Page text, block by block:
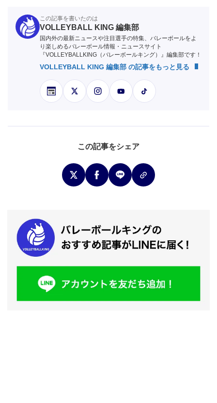
この記事を書いたのは
VOLLEYBALL KING 編集部
国内外の最新ニュースや注目選手の特集、バレーボールをよ
り楽しめるバレーボール情報・ニュースサイト
『VOLLEYBALLKING（バレーボールキング）』編集部です！
VOLLEYBALL KING 編集部 の記事をもっと見る
この記事をシェア